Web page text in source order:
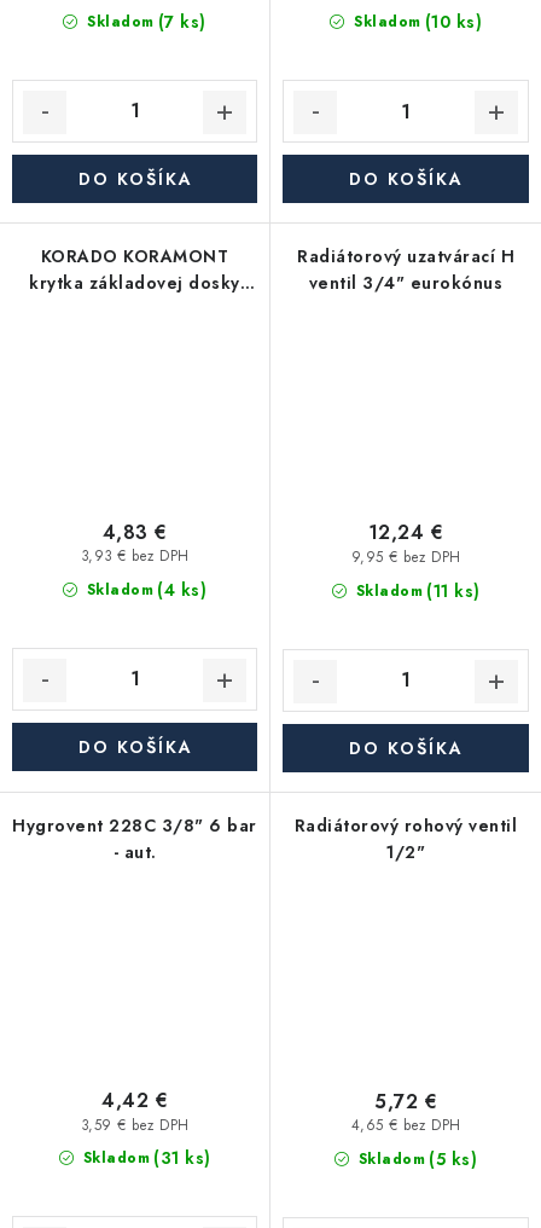
Skladom (7 ks)
DO KOŠÍKA
Skladom (10 ks)
DO KOŠÍKA
KORADO KORAMONT
krytka základovej dosky
Skladom (4 ks)
3,93 € bez DPH
4,83 €
DO KOŠÍKA
Radiátorový uzatvárací H
ventil 3/4" eurokónus
Skladom (11 ks)
9,95 € bez DPH
12,24 €
DO KOŠÍKA
Hygrovent 228C 3/8" 6 bar
- aut.
Skladom (31 ks)
3,59 € bez DPH
4,42 €
Radiátorový rohový ventil
1/2"
Skladom (5 ks)
4,65 € bez DPH
5,72 €